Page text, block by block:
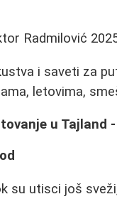
Radmilović
i saveti za
letovima,
u Tajland
su utisci još